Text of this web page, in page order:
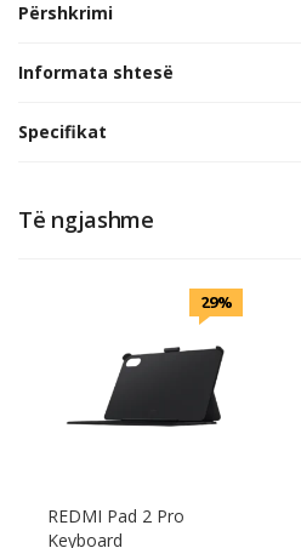
Përshkrimi
Informata shtesë
Specifikat
Të ngjashme
29%
REDMI Pad 2 Pro
Keyboard